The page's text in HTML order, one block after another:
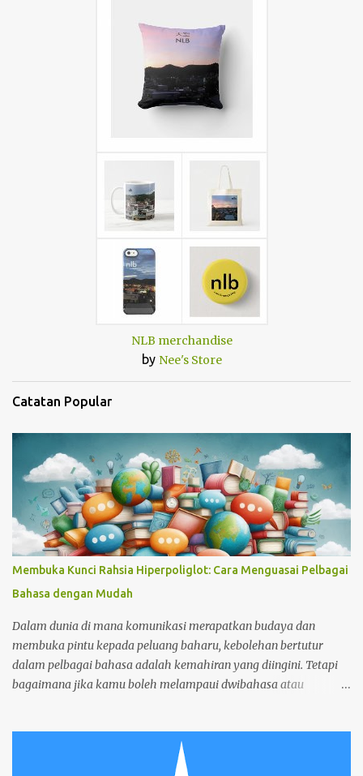
NLB merchandise
by Nee's Store
Catatan Popular
Membuka Kunci Rahsia Hiperpoliglot: Cara Menguasai Pelbagai
Bahasa dengan Mudah
Dalam dunia di mana komunikasi merapatkan budaya dan
membuka pintu kepada peluang baharu, kebolehan bertutur
dalam pelbagai bahasa adalah kemahiran yang diingini. Tetapi
bagaimana jika kamu boleh melampaui dwibahasa atau
tidak dilahirkan dengan kebolehan yang luar biasa, mereka
dibuat melalui dedikasi, strategi, dan cinta yang mendalam untuk